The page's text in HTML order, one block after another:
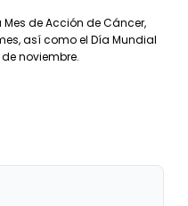
de Acción de Cáncer,
así como el Día Mundial
noviembre.